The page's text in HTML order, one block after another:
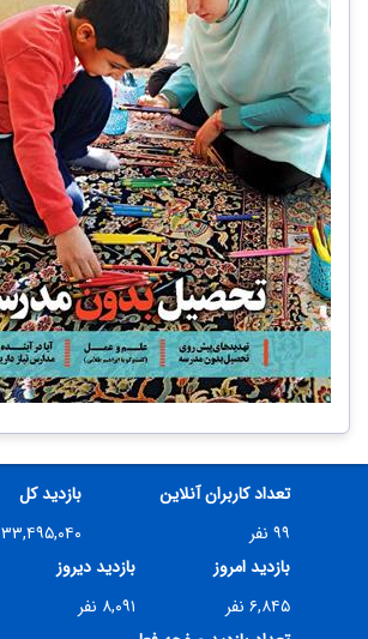
تعداد کاربران آنلاین
۹۹ نفر
بازدید کل
۳۳,۴۹۵,۰۴۰ نفر
بازدید امروز
۶,۸۴۵ نفر
بازدید دیروز
۸,۰۹۱ نفر